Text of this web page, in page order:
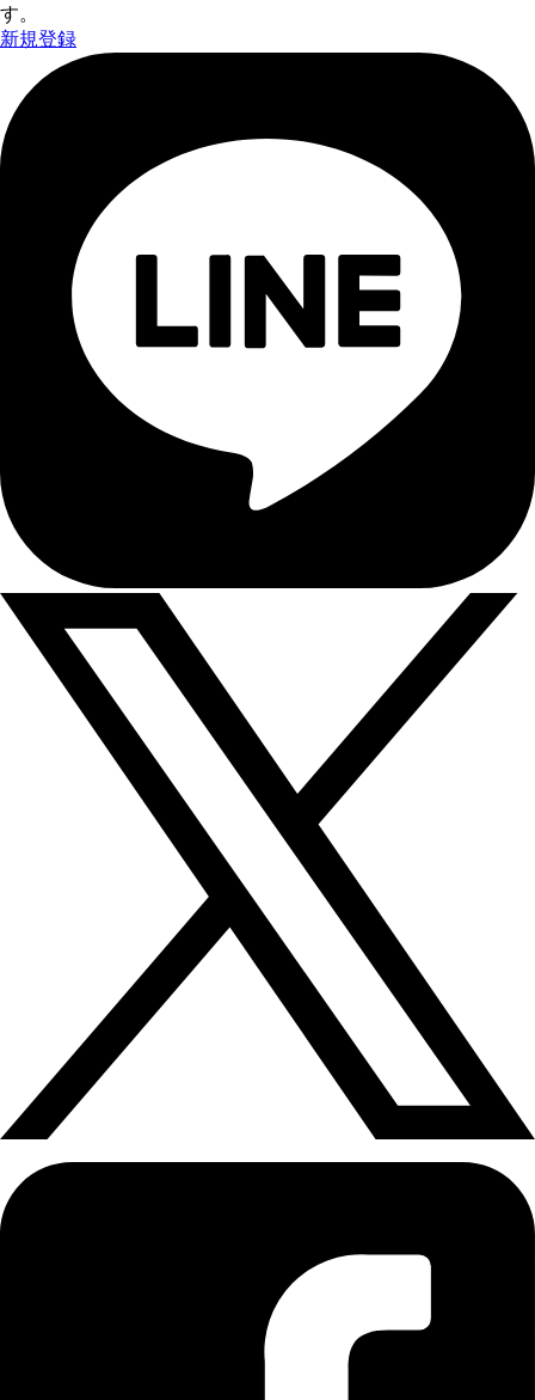
す。
新規登録